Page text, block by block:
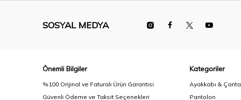
SOSYAL MEDYA
Önemli Bilgiler
%100 Orijinal ve Faturalı Ürün Garantisi
Güvenli Ödeme ve Taksit Seçenekleri
Kategoriler
Ayakkabı & Çanta
Pantolon